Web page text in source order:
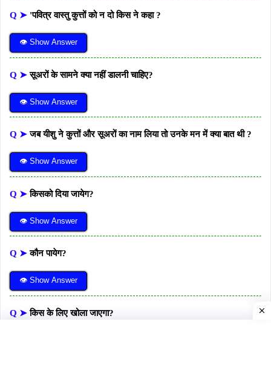
Q ➤ 'पवित्र वास्तु कुत्तों को न दो किस ने कहा ?
👁 Show Answer
Q ➤सूअरों के सामने क्या नहीं डालनी चाहिए?
👁 Show Answer
Q ➤जब यीशु ने कुत्तों और सूअरों का नाम लिया तो उनके मन में क्या बात थी ?
👁 Show Answer
Q ➤किसको दिया जायेग?
👁 Show Answer
Q ➤कौन पायेग?
👁 Show Answer
Q ➤किस के लिए खोला जाएगा?